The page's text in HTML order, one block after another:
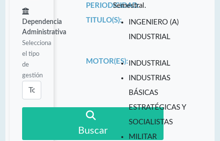
Dependencia
Administrativa
Selecciona
el tipo
de
gestión
Buscar
PERIODICIDAD:
Semestral.
TITULO(S):
INGENIERO (A)
INDUSTRIAL
MOTOR(ES): INDUSTRIAL
INDUSTRIAS
BÁSICAS
ESTRATÉGICAS Y
SOCIALISTAS
MILITAR